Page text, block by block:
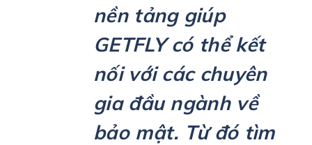
nền tảng giúp
GETFLY có thể kết
nối với các chuyên
gia đầu ngành về
bảo mật. Từ đó tìm